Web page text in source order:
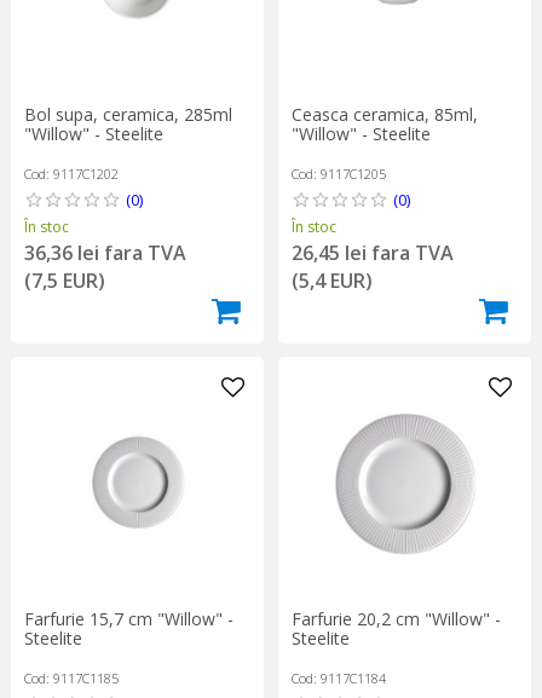
Bol supa, ceramica, 285ml
"Willow" - Steelite
Cod: 9117C1202
(0)
În stoc
36,36 lei fara TVA
(7,5 EUR)
Ceasca ceramica, 85ml,
"Willow" - Steelite
Cod: 9117C1205
(0)
În stoc
26,45 lei fara TVA
(5,4 EUR)
Farfurie 15,7 cm "Willow" -
Steelite
Cod: 9117C1185
Farfurie 20,2 cm "Willow" -
Steelite
Cod: 9117C1184